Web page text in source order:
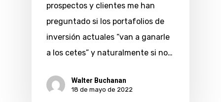
prospectos y clientes me han
preguntado si los portafolios de
inversión actuales “van a ganarle
a los cetes” y naturalmente si no…
Walter Buchanan
18 de mayo de 2022